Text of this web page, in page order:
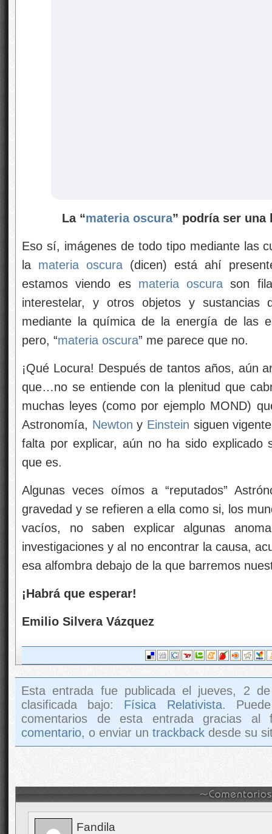
La “materia oscura” podría ser una
Eso sí, imágenes de todo tipo mediante las
la materia oscura (dicen) está ahí
estamos viendo es materia oscura son
interestelar, y otros objetos y sustancias
mediante la química de la energía de las
pero, “materia oscura” me parece que no.
¡Qué Locura! Después de tantos años, aún
que…no se entiende con la plenitud que
muchas leyes (como por ejemplo MOND)
Astronomía, Newton y Einstein siguen
falta por explicar, aún no ha sido explicado
que es.
Algunas veces oímos a “reputados”
gravedad y se refieren a ella como si, los
vacíos, no saben explicar algunas
investigaciones y al no encontrar la causa,
esa alfombra debajo de la que barremos
¡Habrá que esperar!
Emilio Silvera Vázquez
Esta entrada fue publicada el jueves, 2
clasificada bajo: Física Relativista.
comentarios de esta entrada gracias
comentario, o enviar un trackback desde su
Fandila